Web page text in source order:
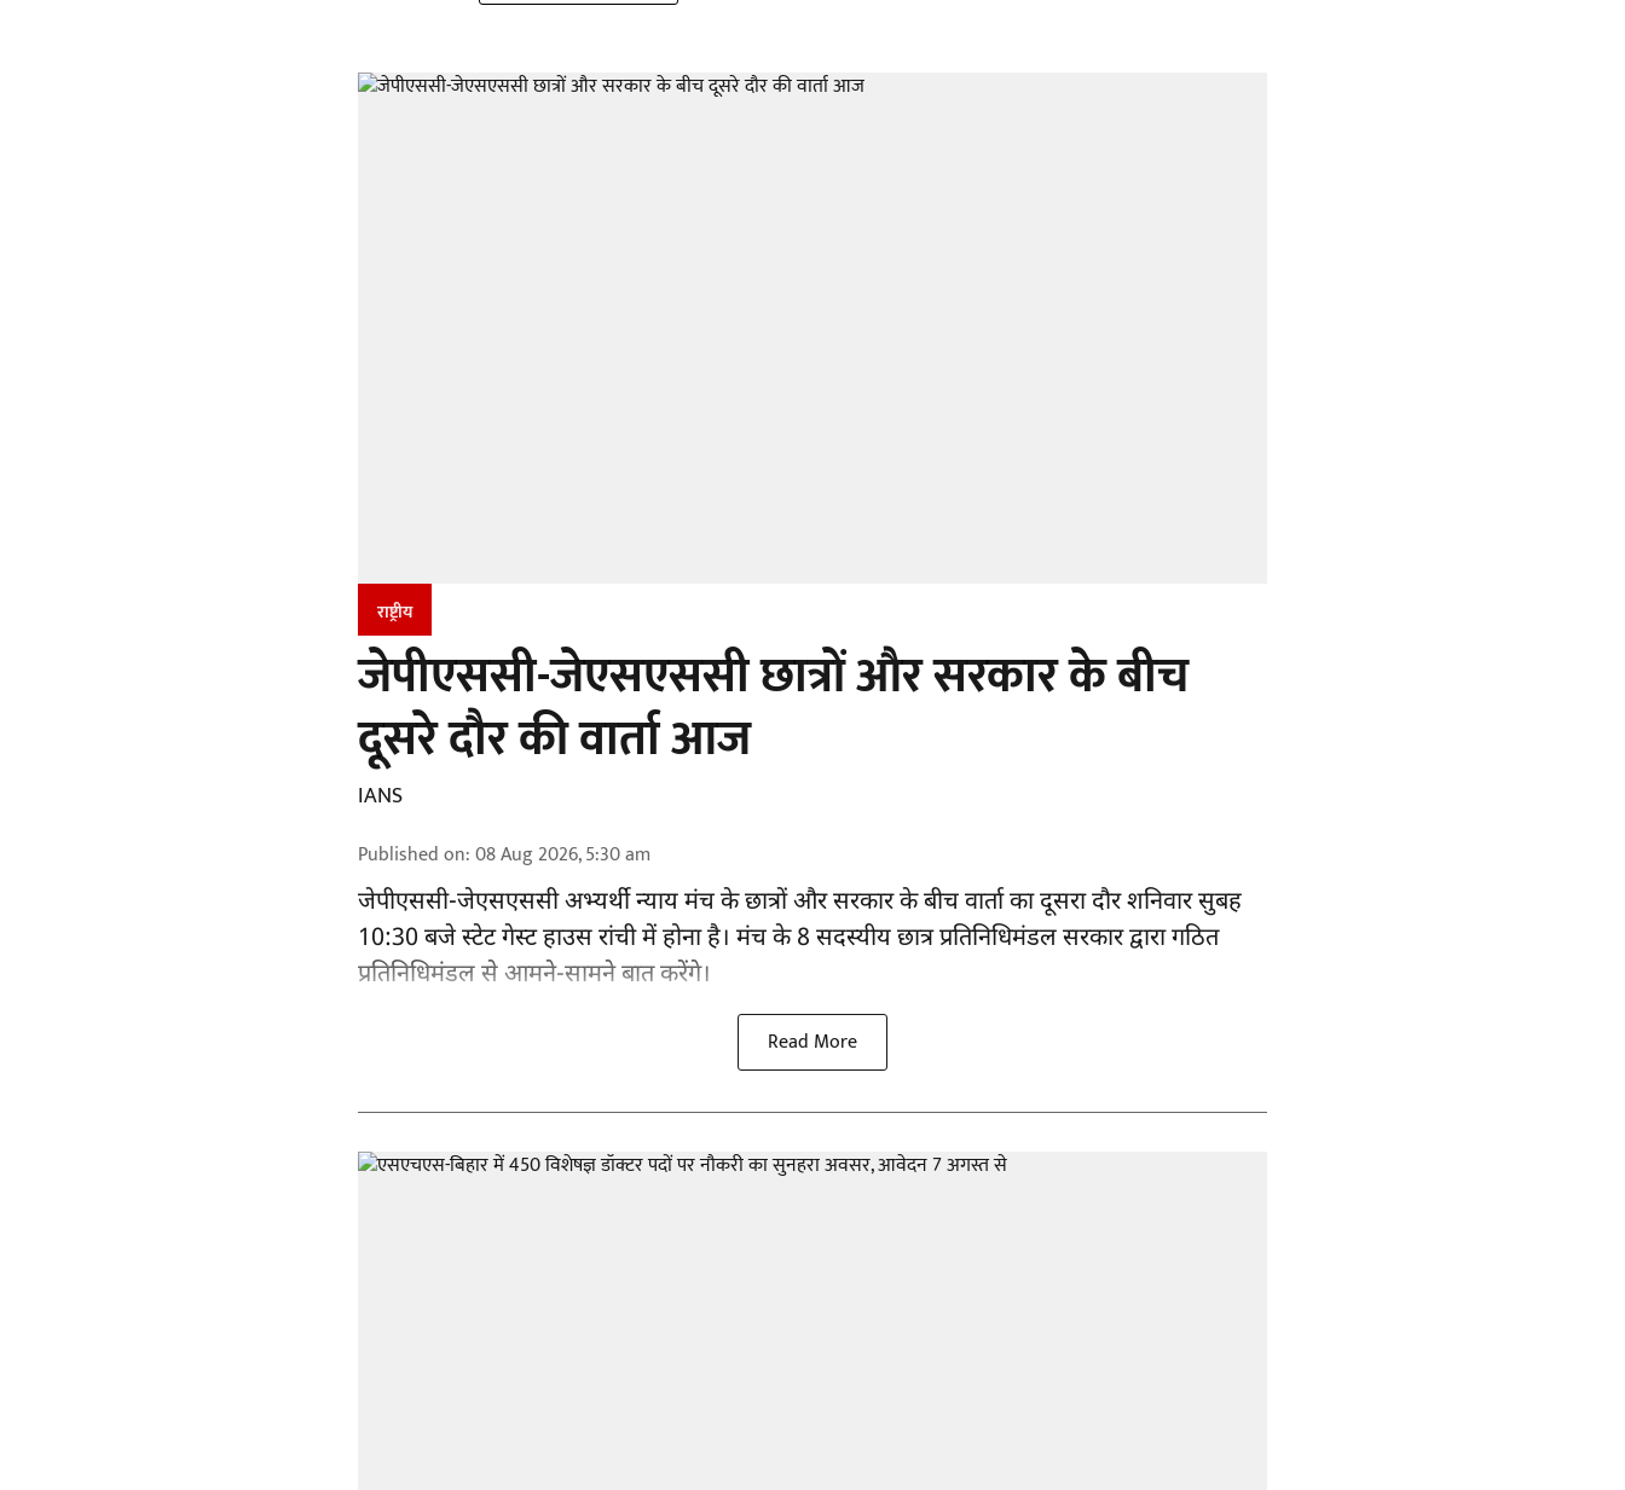
राष्ट्रीय
जेपीएससी-जेएसएससी छात्रों और सरकार के बीच
दूसरे दौर की वार्ता आज
IANS
Published on:08 Aug 2026, 5:30 am
जेपीएससी-जेएसएससी अभ्यर्थीन्याय मंच के छात्रों और सरकार के बीच वार्ता का दूसरा दौर शनिवार सुबह
10:30 बजे स्टेट गेस्ट हाउस रांची में होना है। मंच के 8 सदस्यीय छात्र प्रतिनिधिमंडल सरकार द्वारा गठित
प्रतिनिधिमंडल से आमने-सामने बात करेंगे।
Read More